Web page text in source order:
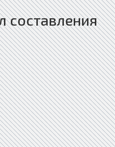
составления